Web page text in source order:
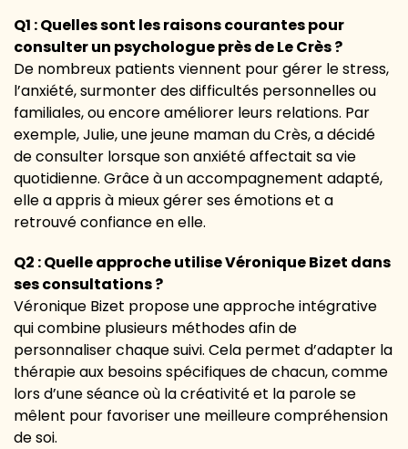
Q1 : Quelles sont les raisons courantes pour
consulter un psychologue près de Le Crès ?
De nombreux patients viennent pour gérer le stress,
l’anxiété, surmonter des difficultés personnelles ou
familiales, ou encore améliorer leurs relations. Par
exemple, Julie, une jeune maman du Crès, a décidé
de consulter lorsque son anxiété affectait sa vie
quotidienne. Grâce à un accompagnement adapté,
elle a appris à mieux gérer ses émotions et a
retrouvé confiance en elle.
Q2 : Quelle approche utilise Véronique Bizet dans
ses consultations ?
Véronique Bizet propose une approche intégrative
qui combine plusieurs méthodes afin de
personnaliser chaque suivi. Cela permet d’adapter la
thérapie aux besoins spécifiques de chacun, comme
lors d’une séance où la créativité et la parole se
mêlent pour favoriser une meilleure compréhension
de soi.